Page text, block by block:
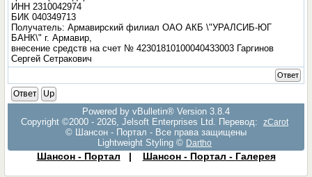
ИНН 2310042974
БИК 040349713
Получатель: Армавирский филиал ОАО АКБ \"УРАЛСИБ-ЮГ
БАНК\" г. Армавир,
внесение средств на счет № 42301810100040433003 Гаргинов
Сергей Сетракович
Ответ
Ответ
Up
Powered by vBulletin® Version 3.8.4
Copyright ©2000 - 2026, Jelsoft Enterprises Ltd. Перевод:
zCarot
© Шансон - Портал - Все права защищены
Lightweight Styling © Dartho
Шансон - Портал | Шансон - Портал - Галерея